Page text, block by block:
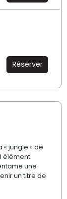
Réserver
jungle » de
élément
une
un titre de